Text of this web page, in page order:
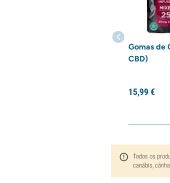
Gomas de
CBD)
15,99€
Todos os
canábis,